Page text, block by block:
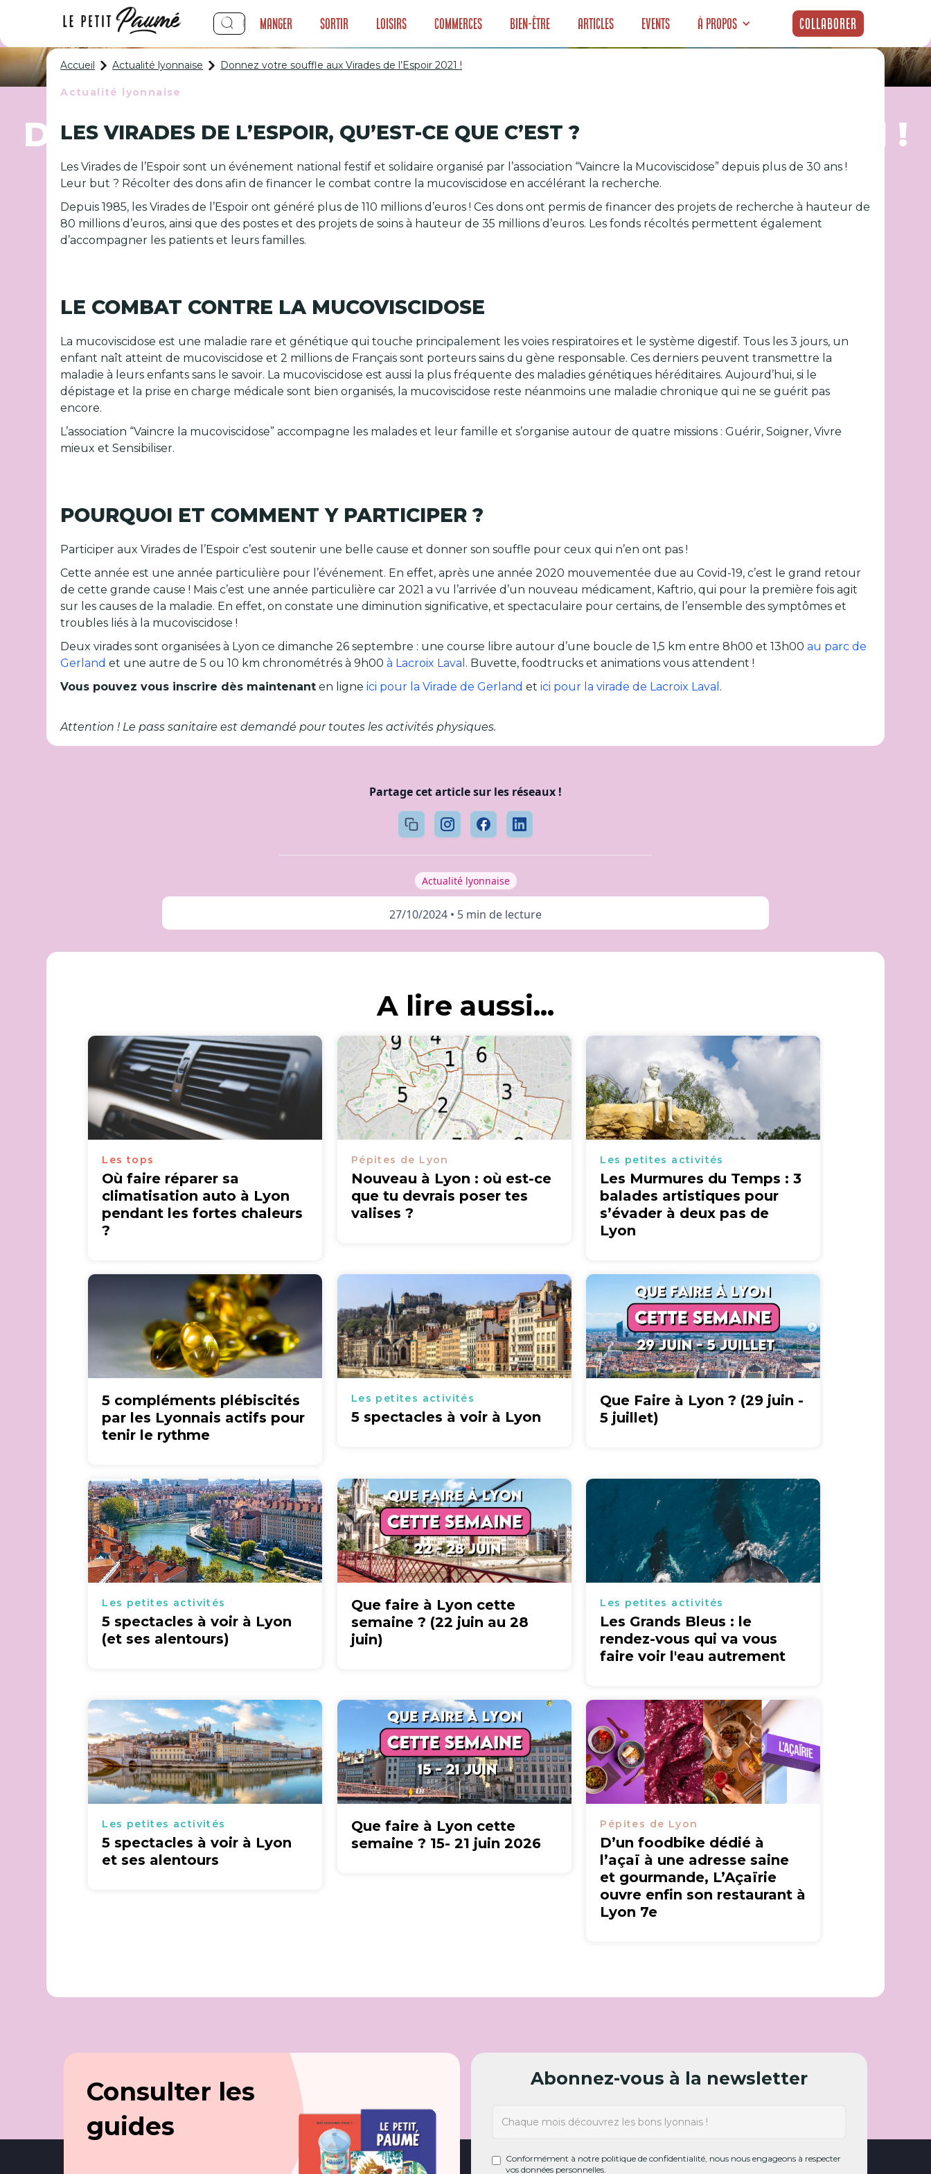
Manger Sortir Loisirs Commerces Bien-être Articles Events À propos Collaborer
Donnez votre souffle aux Virades de l’Espoir 2021 !
Accueil Actualité lyonnaise Donnez votre souffle aux Virades de l’Espoir 2021 !
Actualité lyonnaise
LES VIRADES DE L’ESPOIR, QU’EST-CE QUE C’EST ?
Les Virades de l’Espoir sont un événement national festif et solidaire organisé par l’association “Vaincre la Mucoviscidose” depuis plus de 30 ans !
Leur but ? Récolter des dons afin de financer le combat contre la mucoviscidose en accélérant la recherche.
Depuis 1985, les Virades de l’Espoir ont généré plus de 110 millions d’euros ! Ces dons ont permis de financer des projets de recherche à hauteur de
80 millions d’euros, ainsi que des postes et des projets de soins à hauteur de 35 millions d’euros. Les fonds récoltés permettent également
d’accompagner les patients et leurs familles.
LE COMBAT CONTRE LA MUCOVISCIDOSE
La mucoviscidose est une maladie rare et génétique qui touche principalement les voies respiratoires et le système digestif. Tous les 3 jours, un
enfant naît atteint de mucoviscidose et 2 millions de Français sont porteurs sains du gène responsable. Ces derniers peuvent transmettre la
maladie à leurs enfants sans le savoir. La mucoviscidose est aussi la plus fréquente des maladies génétiques héréditaires. Aujourd’hui, si le
dépistage et la prise en charge médicale sont bien organisés, la mucoviscidose reste néanmoins une maladie chronique qui ne se guérit pas
encore.
L’association “Vaincre la mucoviscidose” accompagne les malades et leur famille et s’organise autour de quatre missions : Guérir, Soigner, Vivre
mieux et Sensibiliser.
POURQUOI ET COMMENT Y PARTICIPER ?
Participer aux Virades de l’Espoir c’est soutenir une belle cause et donner son souffle pour ceux qui n’en ont pas !
Cette année est une année particulière pour l’événement. En effet, après une année 2020 mouvementée due au Covid-19, c’est le grand retour
de cette grande cause ! Mais c’est une année particulière car 2021 a vu l’arrivée d’un nouveau médicament, Kaftrio, qui pour la première fois agit
sur les causes de la maladie. En effet, on constate une diminution significative, et spectaculaire pour certains, de l’ensemble des symptômes et
troubles liés à la mucoviscidose !
Deux virades sont organisées à Lyon ce dimanche 26 septembre : une course libre autour d’une boucle de 1,5 km entre 8h00 et 13h00au parc de
Gerland et une autre de 5 ou 10 km chronométrés à 9h00à Lacroix Laval . Buvette, foodtrucks et animations vous attendent !
Vous pouvez vous inscrire dès maintenant en ligneici pour la Virade de Gerland etici pour la virade de Lacroix Laval .
Attention ! Le pass sanitaire est demandé pour toutes les activités physiques.
Partage cet article sur les réseaux !
Actualité lyonnaise
27/10/2024 • 5 min de lecture
A lire aussi...
Les tops
Où faire réparer sa
climatisation auto à Lyon
pendant les fortes chaleurs
?
Pépites de Lyon
Nouveau à Lyon : où est-ce
que tu devrais poser tes
valises ?
Les petites activités
Les Murmures du Temps : 3
balades artistiques pour
s’évader à deux pas de
Lyon
5 compléments plébiscités
par les Lyonnais actifs pour
tenir le rythme
Les petites activités
5 spectacles à voir à Lyon
Que Faire à Lyon ? (29 juin -
5 juillet)
Les petites activités
5 spectacles à voir à Lyon
(et ses alentours)
Que faire à Lyon cette
semaine ? (22 juin au 28
juin)
Les petites activités
Les Grands Bleus : le
rendez-vous qui va vous
faire voir l'eau autrement
Les petites activités
5 spectacles à voir à Lyon
et ses alentours
Que faire à Lyon cette
semaine ? 15- 21 juin 2026
Pépites de Lyon
D’un foodbike dédié à
l’açaï à une adresse saine
et gourmande, L’Açaïrie
ouvre enfin son restaurant à
Lyon 7e
Consulter les
guides
Abonnez-vous à la newsletter
Conformément à notre politique de confidentialité, nous nous engageons à respecter
vos données personnelles.